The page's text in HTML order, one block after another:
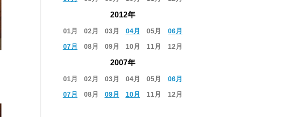
2012年
01月 02月 03月 04月 05月
06月
07月
08月 09月 10月 11月 12月
2007年
01月 02月 03月 04月 05月
06月
07月
08月 09月 10月 11月 12月